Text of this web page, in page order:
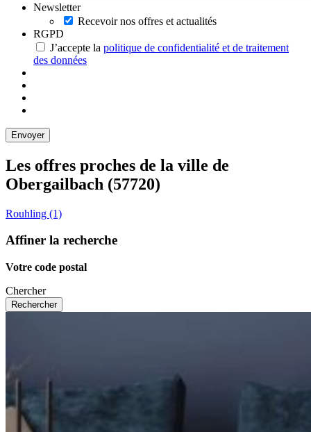
Newsletter
Recevoir nos offres et actualités
RGPD
J’accepte la politique de confidentialité et de traitement
des données
Les offres proches de la ville de
Obergailbach (57720)
Rouhling (1)
Affiner la recherche
Votre code postal
Chercher